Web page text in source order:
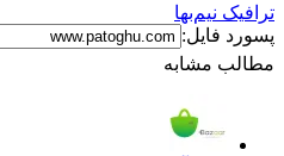
ترافیک نیم‌بها
پسورد فایل:
مطالب مشابه